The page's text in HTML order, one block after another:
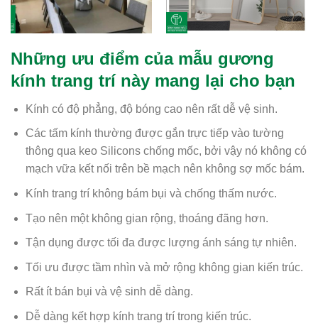
Những ưu điểm của mẫu gương
kính trang trí này mang lại cho bạn
Kính có độ phẳng, độ bóng cao nên rất dễ vệ sinh.
Các tấm kính thường được gắn trực tiếp vào tường
thông qua keo Silicons chống mốc, bởi vậy nó không có
mạch vữa kết nối trên bề mạch nên không sợ mốc bám.
Kính trang trí không bám bụi và chống thấm nước.
Tạo nên một không gian rộng, thoáng đãng hơn.
Tận dụng được tối đa được lượng ánh sáng tự nhiên.
Tối ưu được tầm nhìn và mở rộng không gian kiến trúc.
Rất ít bán bụi và vệ sinh dễ dàng.
Dễ dàng kết hợp kính trang trí trong kiến trúc.